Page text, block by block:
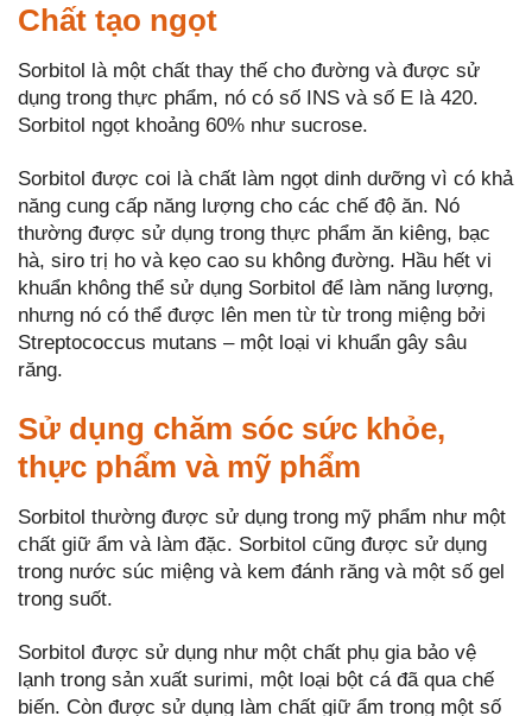
Chất tạo ngọt
Sorbitol là một chất thay thế cho đường và được sử
dụng trong thực phẩm, nó có số INS và số E là 420.
Sorbitol ngọt khoảng 60% như sucrose.
Sorbitol được coi là chất làm ngọt dinh dưỡng vì có khả
năng cung cấp năng lượng cho các chế độ ăn. Nó
thường được sử dụng trong thực phẩm ăn kiêng, bạc
hà, siro trị ho và kẹo cao su không đường. Hầu hết vi
khuẩn không thể sử dụng Sorbitol để làm năng lượng,
nhưng nó có thể được lên men từ từ trong miệng bởi
Streptococcus mutans – một loại vi khuẩn gây sâu
răng.
Sử dụng chăm sóc sức khỏe,
thực phẩm và mỹ phẩm
Sorbitol thường được sử dụng trong mỹ phẩm như một
chất giữ ẩm và làm đặc. Sorbitol cũng được sử dụng
trong nước súc miệng và kem đánh răng và một số gel
trong suốt.
Sorbitol được sử dụng như một chất phụ gia bảo vệ
lạnh trong sản xuất surimi, một loại bột cá đã qua chế
biến. Còn được sử dụng làm chất giữ ẩm trong một số